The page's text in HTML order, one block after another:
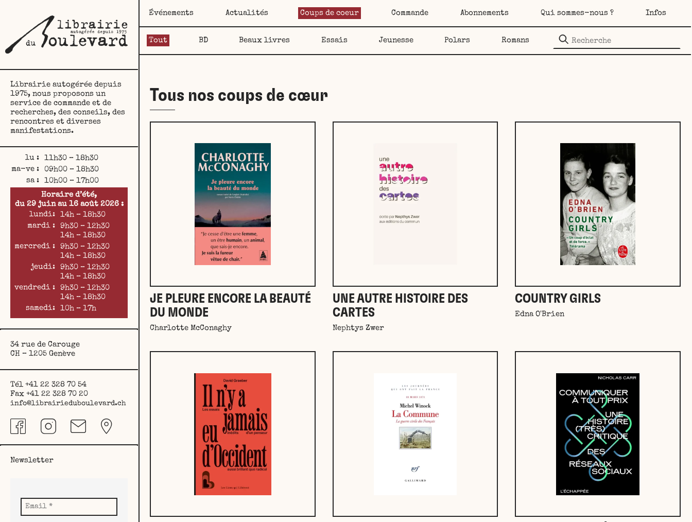
Librairie autogérée depuis
1975, nous proposons un
service de commande et de
recherches, des conseils, des
rencontres et diverses
manifestations.
lu :
11h30 – 18h30
ma-ve :
09h00 – 18h30
sa :
10h00 – 17h00
Horaire d’été,
du 29 juin au 16 août 2026 :
lundi:
14h – 18h30
mardi :
9h30 – 12h30
14h – 18h30
mercredi :
9h30 – 12h30
14h – 18h30
jeudi:
9h30 – 12h30
14h – 18h30
vendredi :
9h30 – 12h30
14h – 18h30
samedi:
10h – 17h
34 rue de Carouge
CH – 1205 Genève
Tél +41 22 328 70 54
Fax +41 22 328 70 20
info@librairieduboulevard.ch
Newsletter
Événements Actualités Coups de coeur Commande Abonnements Qui sommes-nous ? Infos
Tout BD Beaux livres Essais Jeunesse Polars Romans
Tous nos coups de cœur
JE PLEURE ENCORE LA BEAUTÉ
DU MONDE
Charlotte McConaghy
UNE AUTRE HISTOIRE DES
CARTES
Nephtys Zwer
COUNTRY GIRLS
Edna O'Brien